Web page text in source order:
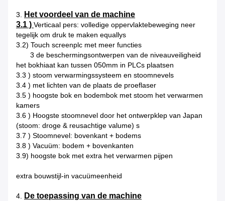
3. Het voordeel van de machine
3.1 ) Verticaal pers: volledige oppervlaktebeweging neer
tegelijk om druk te maken equallys
3.2) Touch screenplc met meer functies
3 de beschermingsontwerpen van de niveauveiligheid
het bokhiaat kan tussen 050mm in PLCs plaatsen
3.3 ) stoom verwarmingssysteem en stoomnevels
3.4 ) met lichten van de plaats de proeflaser
3.5 ) hoogste bok en bodembok met stoom het verwarmen
kamers
3.6 ) Hoogste stoomnevel door het ontwerpklep van Japan
(stoom: droge & reusachtige valume) s
3.7 ) Stoomnevel: bovenkant + bodems
3.8 ) Vacuüm: bodem + bovenkanten
3.9) hoogste bok met extra het verwarmen pijpen
extra bouwstijl-in vacuümeenheid
4. De toepassing van de machine